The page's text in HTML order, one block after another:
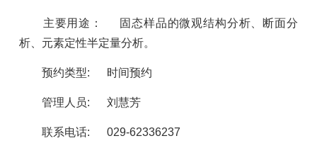
主要用途： 固态样品的微观结构分析、断面分
析、元素定性半定量分析。
预约类型: 时间预约
管理人员: 刘慧芳
联系电话: 029-62336237